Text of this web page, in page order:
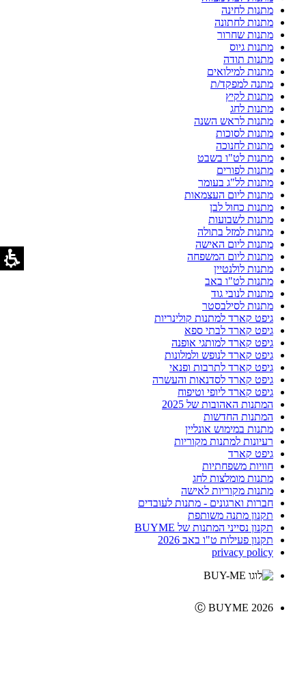
מתנות לחינה
מתנות לחתונה
מתנות שחרור
מתנות גיוס
מתנות תודה
מתנות למילואים
מתנה למפקד/ת
מתנות לקיץ
מתנות לחג
מתנות לראש השנה
מתנות לסוכות
מתנות לחנוכה
מתנות לט"ו בשבט
מתנות לפורים
מתנות לל"ג בעומר
מתנות ליום העצמאות
מתנות כחול לבן
מתנות לשבועות
מתנות למזל בתולה
מתנות ליום האישה
מתנות ליום המשפחה
מתנות לולנטיין
מתנות לט"ו באב
מתנות לנובי גוד
מתנות לסילבסטר
גיפט קארד למתנות קולינריות
גיפט קארד לבתי ספא
גיפט קארד למותגי אופנה
גיפט קארד לנופש ולמלונות
גיפט קארד לתרבות ופנאי
גיפט קארד לסדנאות והעשרה
גיפט קארד ליופי וטיפוח
המתנות האהובות של 2025
המתנות החדשות
מתנות במימוש אונליין
רעיונות למתנות מקוריות
גיפט קארד
חוויות משפחתיות
מתנות מומלצות לחג
מתנות מקוריות לאישה
חברות וארגונים - מתנות לעובדים
תקנון מתנה משותפת
תקנון נסייני המתנות של BUYME
תקנון פעילות ט"ו באב 2026
privacy policy
Ⓒ BUYME 2026